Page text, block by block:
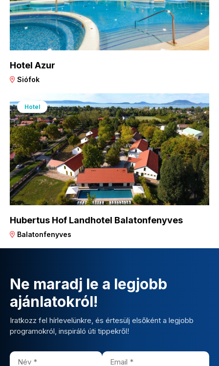
Hotel Azur
Siófok
Hotel
Hubertus Hof Landhotel Balatonfenyves
Balatonfenyves
Ne maradj le a legjobb
ajánlatokról!
Iratkozz fel hírlevelünkre, és értesülj elsőként a legjobb
programokról, inspiráló úti tippekről!